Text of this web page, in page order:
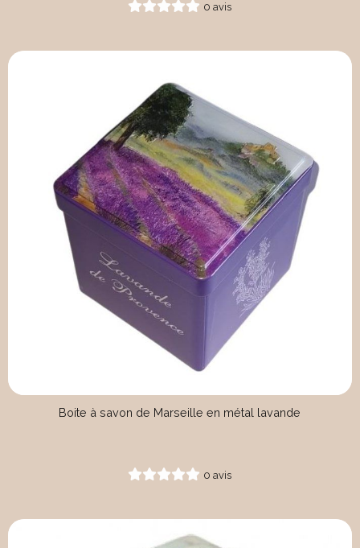
0 avis
Boite à savon de Marseille en métal lavande
0 avis